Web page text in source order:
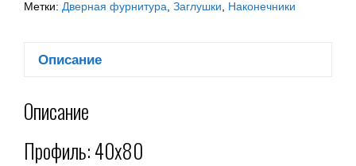
Метки: Дверная фурнитура, Заглушки, Наконечники
Описание
Описание
Профиль: 40х80